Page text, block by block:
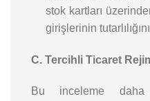
stok kartları
girişlerinin
C. Tercihli Ticaret
Bu inceleme